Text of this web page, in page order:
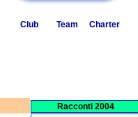
Club Team Charter
Racconti 2004